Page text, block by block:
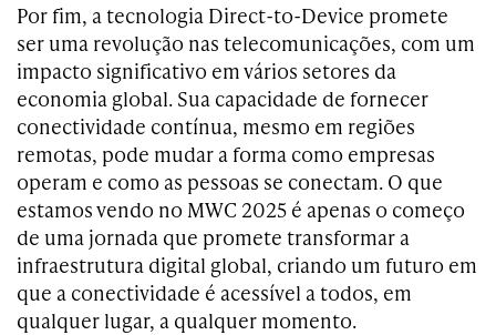
Por fim, a tecnologia Direct-to-Device promete
ser uma revolução nas telecomunicações, com um
impacto significativo em vários setores da
economia global. Sua capacidade de fornecer
conectividade contínua, mesmo em regiões
remotas, pode mudar a forma como empresas
operam e como as pessoas se conectam. O que
estamos vendo no MWC 2025 é apenas o começo
de uma jornada que promete transformar a
infraestrutura digital global, criando um futuro em
que a conectividade é acessível a todos, em
qualquer lugar, a qualquer momento.